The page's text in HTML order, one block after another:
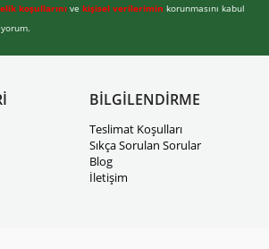
koşullarını vekişisel verilerimin korunmasını kabul
BİLGİLENDİRME
Teslimat Koşulları
Sıkça Sorulan Sorular
Blog
İletişim